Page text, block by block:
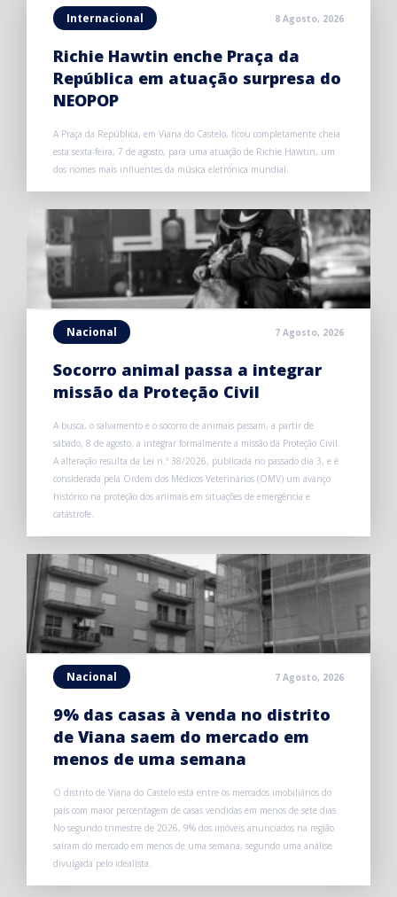
Internacional 8 Agosto, 2026
Richie Hawtin enche Praça da
República em atuação surpresa do
NEOPOP
A Praça da República, em Viana do Castelo, ficou completamente cheia
esta sexta-feira, 7 de agosto, para uma atuação de Richie Hawtin, um
dos nomes mais influentes da música eletrónica mundial.
Nacional 7 Agosto, 2026
Socorro animal passa a integrar
missão da Proteção Civil
A busca, o salvamento e o socorro de animais passam, a partir de
sábado, 8 de agosto, a integrar formalmente a missão da Proteção Civil.
A alteração resulta da Lei n.º 38/2026, publicada no passado dia 3, e é
considerada pela Ordem dos Médicos Veterinários (OMV) um avanço
histórico na proteção dos animais em situações de emergência e
catástrofe.
Nacional 7 Agosto, 2026
9% das casas à venda no distrito
de Viana saem do mercado em
menos de uma semana
O distrito de Viana do Castelo está entre os mercados imobiliários do
país com maior percentagem de casas vendidas em menos de sete dias.
No segundo trimestre de 2026, 9% dos imóveis anunciados na região
saíram do mercado em menos de uma semana, segundo uma análise
divulgada pelo idealista.